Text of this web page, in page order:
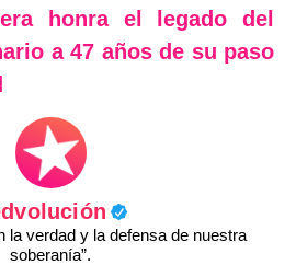
honra el legado del
a 47 años de su paso
la verdad y la defensa de nuestra
soberanía”.